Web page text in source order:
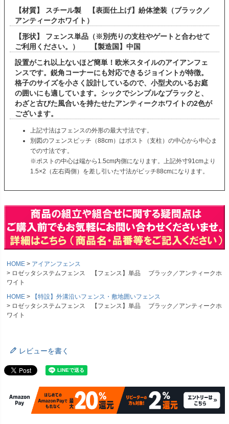
【材質】 スチール製 【表面仕上げ】紛体塗装（ブラック／
アンティークホワイト）
【形状】 フェンス単品（※別売りの支柱やゲートと合わせて
ご利用ください。） 【製造国】中国
設置がこれ以上ないほど簡単！欧米スタイルのアイアンフェ
ンスです。鋭角コーナーにも対応できるジョイントが特徴。
格子のサイズを小さく設計しているので、小型犬のいるお庭
の囲いにも適しています。シックでシンプルなブラックと、
わざと古びた風合いを持たせたアンティークホワイトの2色が
ございます。
上記寸法はフェンスの外形の最大寸法です。
別図のフェンスピッチ（88cm）はポスト（支柱）の中心から中心ま
での寸法です。
※ポストの中心は端から1.5cm内側になります。上記外寸91cmより
1.5×2（左右両側）を差し引いた寸法がビッチ88cmになります。
HOME
アイアンフェンス
ロゼッタシステムフェンス 【フェンス】単品 ブラック／アンティークホ
ワイト
HOME
【特設】外溝沿いフェンス・敷地囲いフェンス
ロゼッタシステムフェンス 【フェンス】単品 ブラック／アンティークホ
ワイト
レビューを書く